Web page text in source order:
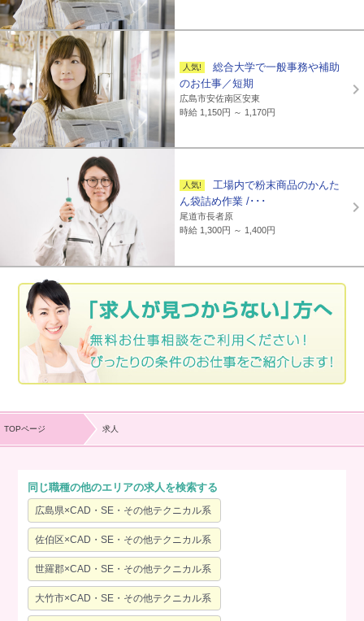
総合大学で一般事務や補助
のお仕事／短期
広島市安佐南区安東
時給 1,150円 ～ 1,170円
工場内で粉末商品のかんた
ん袋詰め作業 /･･･
尾道市長者原
時給 1,300円 ～ 1,400円
TOPページ 求人
同じ職種の他のエリアの求人を検索する
広島県×CAD・SE・その他テクニカル系
佐伯区×CAD・SE・その他テクニカル系
世羅郡×CAD・SE・その他テクニカル系
大竹市×CAD・SE・その他テクニカル系